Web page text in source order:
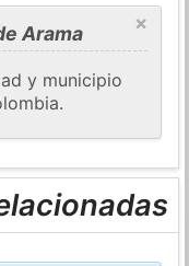
×
Arama
y municipio